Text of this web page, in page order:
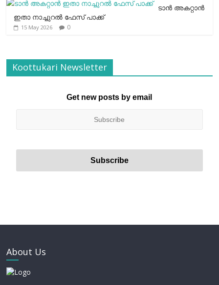
ടാന്‍ അകറ്റാന്‍
ഇതാ നാച്ചുറല്‍ ഫേസ് പാക്ക്
15 May 2026 0
Koottukari Newsletter
Get new posts by email
About Us